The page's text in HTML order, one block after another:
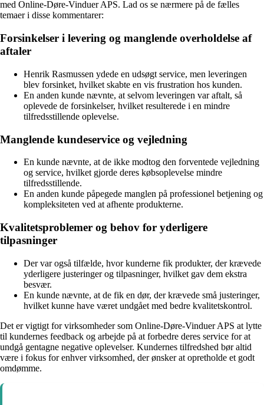
med Online-Døre-Vinduer APS. Lad os se nærmere på de fælles
temaer i disse kommentarer:
Forsinkelser i levering og manglende overholdelse af
aftaler
Henrik Rasmussen ydede en udsøgt service, men leveringen
blev forsinket, hvilket skabte en vis frustration hos kunden.
En anden kunde nævnte, at selvom leveringen var aftalt, så
oplevede de forsinkelser, hvilket resulterede i en mindre
tilfredsstillende oplevelse.
Manglende kundeservice og vejledning
En kunde nævnte, at de ikke modtog den forventede vejledning
og service, hvilket gjorde deres købsoplevelse mindre
tilfredsstillende.
En anden kunde påpegede manglen på professionel betjening og
kompleksiteten ved at afhente produkterne.
Kvalitetsproblemer og behov for yderligere
tilpasninger
Der var også tilfælde, hvor kunderne fik produkter, der krævede
yderligere justeringer og tilpasninger, hvilket gav dem ekstra
besvær.
En kunde nævnte, at de fik en dør, der krævede små justeringer,
hvilket kunne have været undgået med bedre kvalitetskontrol.
Det er vigtigt for virksomheder som Online-Døre-Vinduer APS at lytte
til kundernes feedback og arbejde på at forbedre deres service for at
undgå gentagne negative oplevelser. Kundernes tilfredshed bør altid
være i fokus for enhver virksomhed, der ønsker at opretholde et godt
omdømme.